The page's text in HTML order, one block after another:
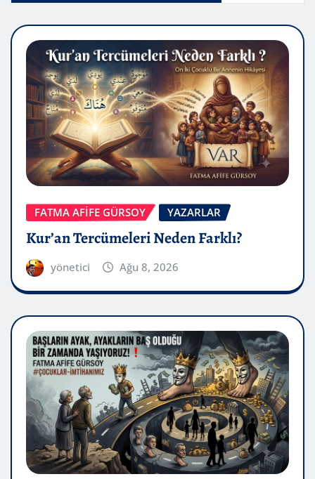
FATMA AFİFE GÜRSOY YAZARLAR
Kur’an Tercümeleri Neden Farklı?
yönetici Ağu 8, 2026